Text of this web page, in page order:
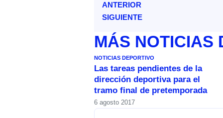
ANTERIOR
SIGUIENTE
MÁS NOTICIAS
NOTICIAS DEPORTIVO
Las tareas pendientes de la
dirección deportiva para el
tramo final de pretemporada
6 agosto 2017